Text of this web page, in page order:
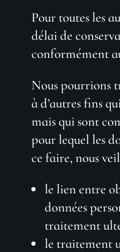
Pour toutes les
délai de
conformément
Nous pourrions
à d’autres fins
mais qui sont
pour lequel les
ce faire, nous
le lien entre
données
traitement
le traitement